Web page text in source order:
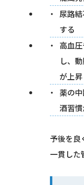
尿路
する
高血
し、
が上昇
薬の
酒習
予後を良
一貫した